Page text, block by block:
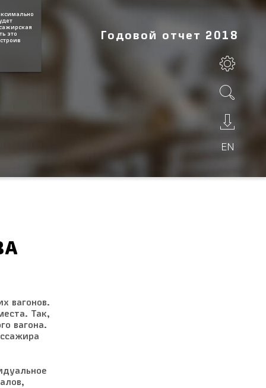
Годовой отчет 2018
вагонов.
Так,
вагона.
это